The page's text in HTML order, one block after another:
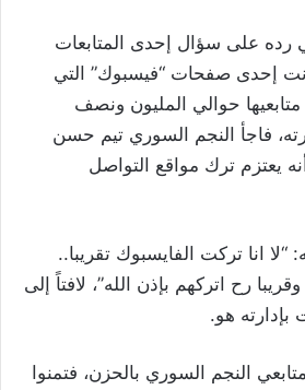
رده على سؤال إحدى المتابعات
إحدى صفحات “فيسبوك” التي
حوالي المليون ونصف
فاجأ النجم السوري تيم حسن
يعتزم ترك مواقع التواصل
انا تركت الفايسبوك تقريبا..
رح اتركهم بإذن الله”، لافتاً إلى
هو.
النجم السوري بالحزن، فتمنوا